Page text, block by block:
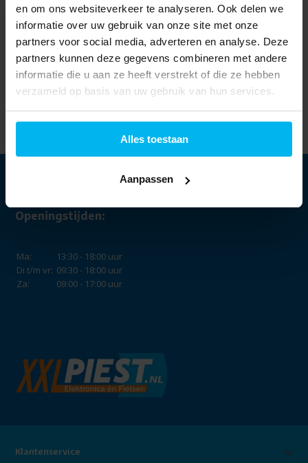
en om ons websiteverkeer te analyseren. Ook delen we
informatie over uw gebruik van onze site met onze
partners voor social media, adverteren en analyse. Deze
partners kunnen deze gegevens combineren met andere
informatie die u aan ze heeft verstrekt of die ze hebben
verzameld op basis van uw gebruik van hun services.
Alles toestaan
Aanpassen
w99/h123 for Avignon
slot
Openingstijden:
Ma:
13:30 - 18:00 uur
Di t/m vr: 09:30 - 18:00 uur
Za:
09:00 - 17:00 uur
Klantenservice